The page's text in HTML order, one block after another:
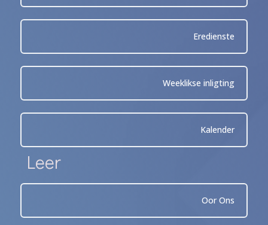
Eredienste
Weeklikse inligting
Kalender
Leer
Oor Ons